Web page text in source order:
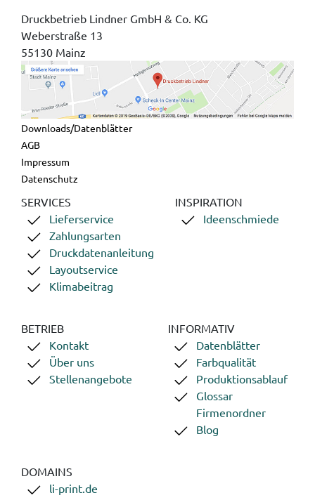
Druckbetrieb Lindner GmbH & Co. KG
Weberstraße 13
55130 Mainz
Downloads/Datenblätter
AGB
Impressum
Datenschutz
SERVICES
Lieferservice
Zahlungsarten
Druckdatenanleitung
Layoutservice
Klimabeitrag
INSPIRATION
Ideenschmiede
BETRIEB
Kontakt
Über uns
Stellenangebote
INFORMATIV
Datenblätter
Farbqualität
Produktionsablauf
Glossar
Firmenordner
Blog
DOMAINS
li-print.de